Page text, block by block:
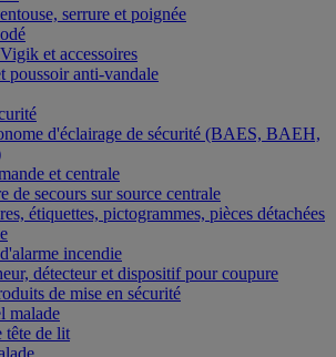
serrure et poignée
et accessoires
poussoir anti-vandale
d'éclairage de sécurité (BAES, BAEH,
et centrale
de secours sur source centrale
étiquettes, pictogrammes, pièces détachées
incendie
détecteur et dispositif pour coupure
de mise en sécurité
malade
tête de lit